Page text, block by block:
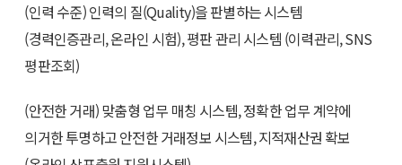
(인력 수준) 인력의 질(Quality)을 판별하는 시스템
(경력인증관리, 온라인 시험), 평판 관리 시스템 (이력관리, SNS
평판조회)
(안전한 거래) 맞춤형 업무 매칭 시스템, 정확한 업무 계약에
의거한 투명하고 안전한 거래정보 시스템, 지적재산권 확보